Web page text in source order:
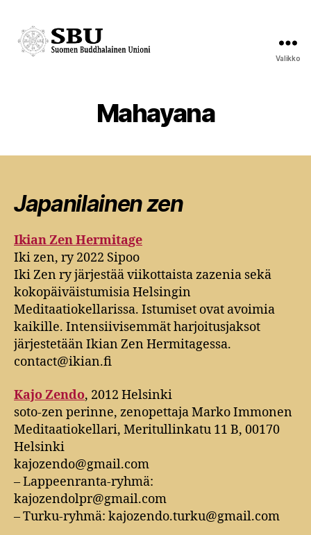
Valikko
Mahayana
Japanilainen zen
Ikian Zen Hermitage
Iki zen, ry 2022 Sipoo
Iki Zen ry järjestää viikottaista zazenia sekä
kokopäiväistumisia Helsingin
Meditaatiokellarissa. Istumiset ovat avoimia
kaikille. Intensiivisemmät harjoitusjaksot
järjestetään Ikian Zen Hermitagessa.
contact@ikian.fi
Kajo Zendo, 2012 Helsinki
soto-zen perinne, zenopettaja Marko Immonen
Meditaatiokellari, Meritullinkatu 11 B, 00170
Helsinki
kajozendo@gmail.com
– Lappeenranta-ryhmä:
kajozendolpr@gmail.com
– Turku-ryhmä: kajozendo.turku@gmail.com